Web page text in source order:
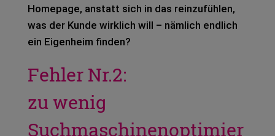
Home­page, anstatt sich in das rein­zu­füh­len,
was der Kunde wirk­lich will – näm­lich end­lich
ein Eigen­heim fin­den?
Fehler Nr.2:
zu wenig
Suchmaschinenoptimier